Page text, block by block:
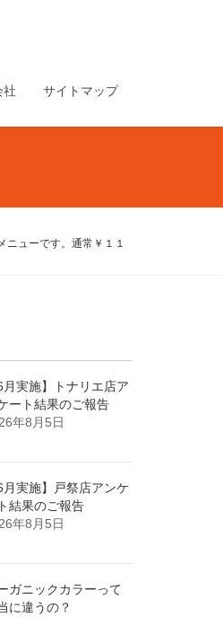
社 サイトマップ
ニューです。通常￥１１
6月実施】トナリエ店ア
ート結果のご報告
年8月5日
6月実施】戸祭店アンケ
結果のご報告
年8月5日
ガニックカラーって
に違うの？